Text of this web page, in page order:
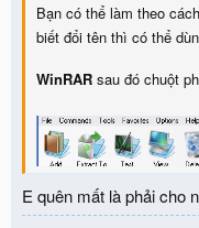
Bạn có thể làm theo
biết đổi tên thì có thể
WinRAR sau đó chuột
E quên mất là phải cho